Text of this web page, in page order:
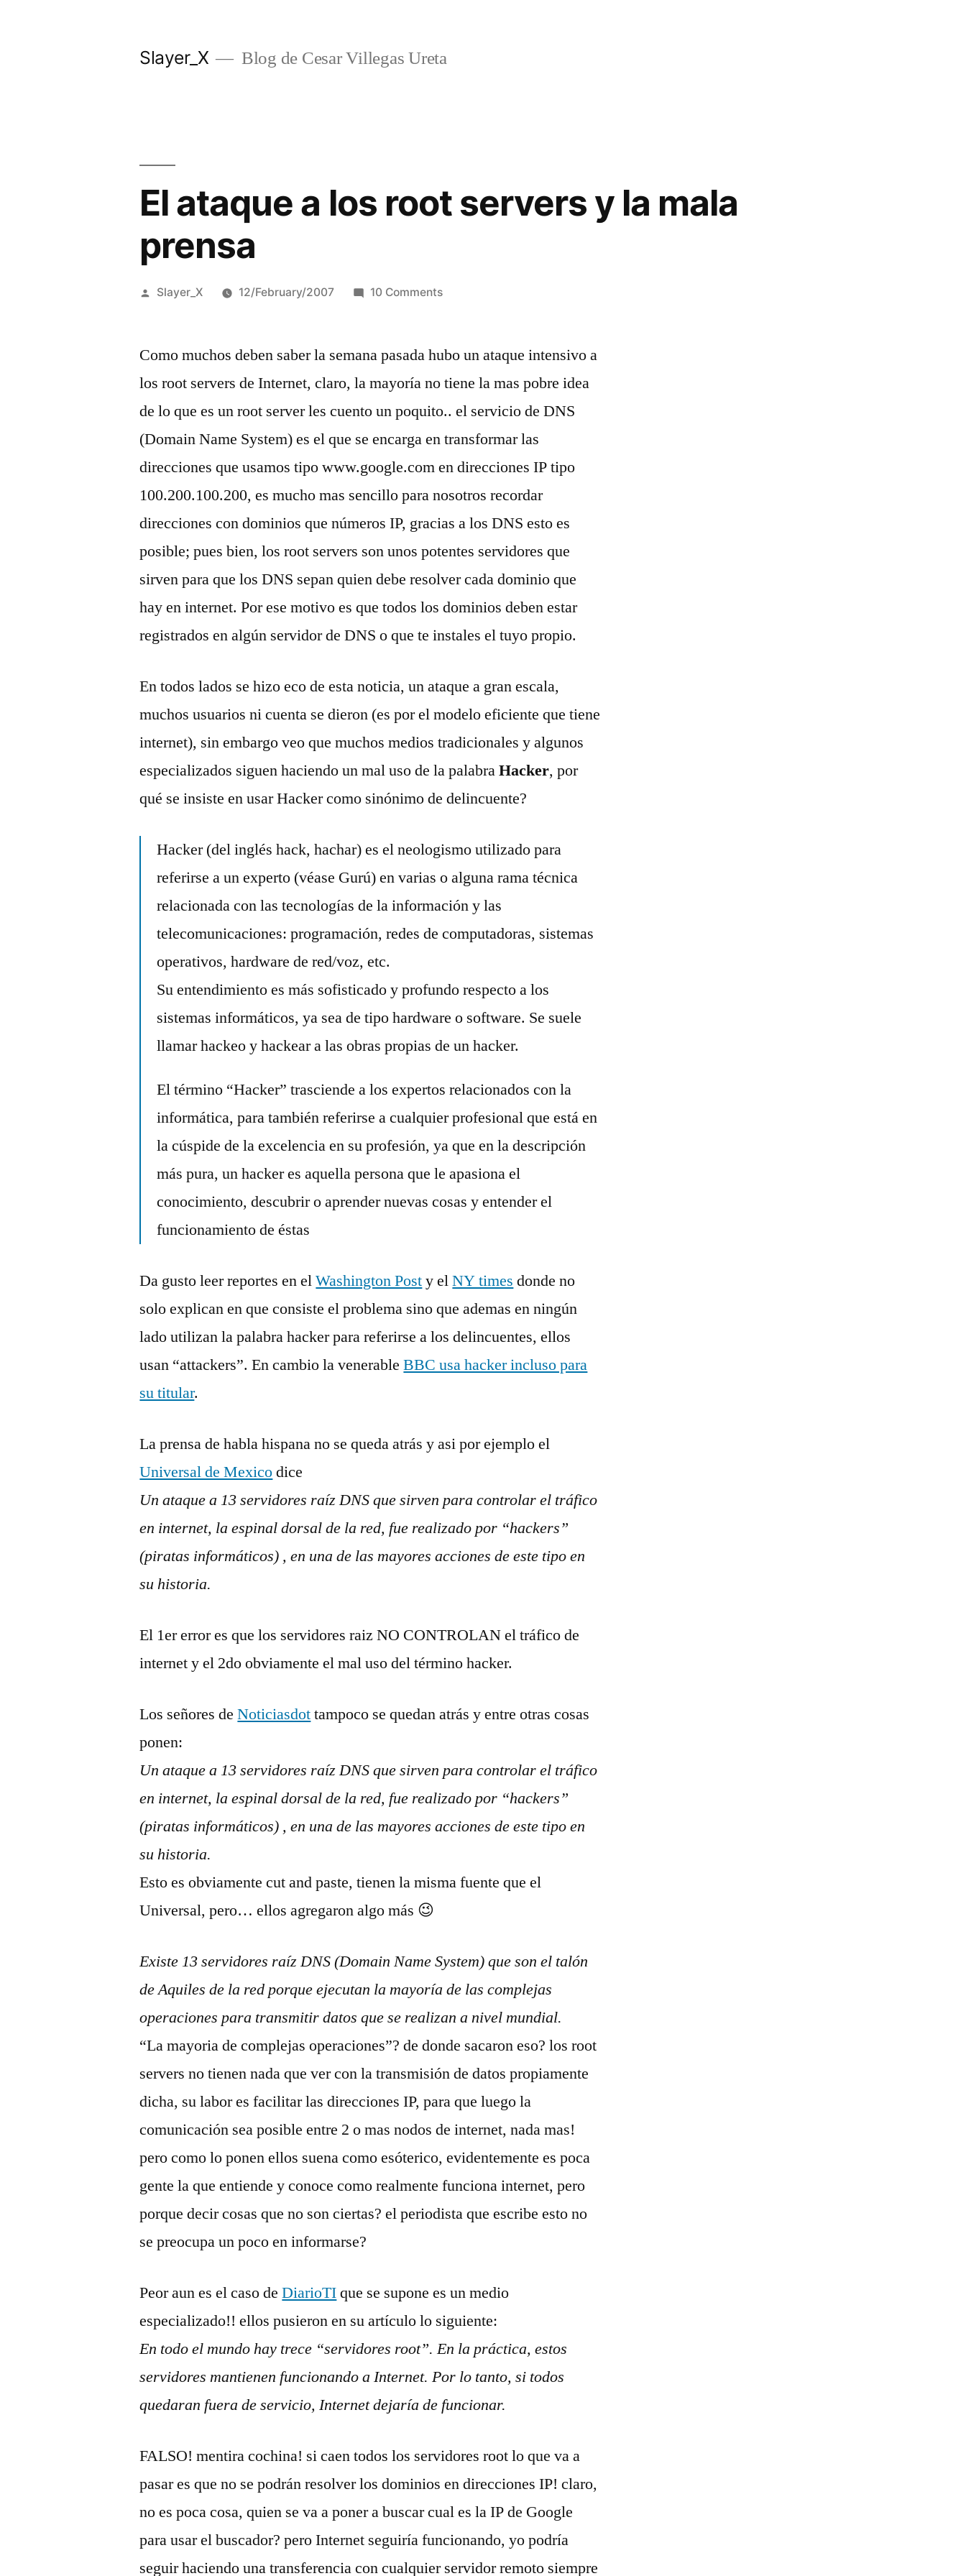
Slayer_X Blog de Cesar Villegas Ureta
El ataque a los root servers y la mala
prensa
Posted
Slayer_X 12/February/2007 10 Commentson
a
root
servers
y
mala
prensa
Como muchos deben saber la semana pasada hubo un ataque intensivo a
los root servers de Internet, claro, la mayoría no tiene la mas pobre idea
de lo que es un root server les cuento un poquito.. el servicio de DNS
(Domain Name System) es el que se encarga en transformar las
direcciones que usamos tipo www.google.com en direcciones IP tipo
100.200.100.200, es mucho mas sencillo para nosotros recordar
direcciones con dominios que números IP, gracias a los DNS esto es
posible; pues bien, los root servers son unos potentes servidores que
sirven para que los DNS sepan quien debe resolver cada dominio que
hay en internet. Por ese motivo es que todos los dominios deben estar
registrados en algún servidor de DNS o que te instales el tuyo propio.
En todos lados se hizo eco de esta noticia, un ataque a gran escala,
muchos usuarios ni cuenta se dieron (es por el modelo eficiente que tiene
internet), sin embargo veo que muchos medios tradicionales y algunos
especializados siguen haciendo un mal uso de la palabraHacker, por
qué se insiste en usar Hacker como sinónimo de delincuente?
Hacker (del inglés hack, hachar) es el neologismo utilizado para
referirse a un experto (véase Gurú) en varias o alguna rama técnica
relacionada con las tecnologí­as de la información y las
telecomunicaciones: programación, redes de computadoras, sistemas
operativos, hardware de red/voz, etc.
Su entendimiento es más sofisticado y profundo respecto a los
sistemas informáticos, ya sea de tipo hardware o software. Se suele
llamar hackeo y hackear a las obras propias de un hacker.
El término “Hacker” trasciende a los expertos relacionados con la
informática, para también referirse a cualquier profesional que está en
la cúspide de la excelencia en su profesión, ya que en la descripción
más pura, un hacker es aquella persona que le apasiona el
conocimiento, descubrir o aprender nuevas cosas y entender el
funcionamiento de éstas
Da gusto leer reportes en elWashington Posty elNY times donde no
solo explican en que consiste el problema sino que ademas en ningún
lado utilizan la palabra hacker para referirse a los delincuentes, ellos
usan “attackers”. En cambio la venerableBBC usa hacker incluso para
su titular.
La prensa de habla hispana no se queda atrás y asi por ejemplo el
Universal de Mexicodice
Un ataque a 13 servidores raí­z DNS que sirven para controlar el tráfico
en internet, la espinal dorsal de la red, fue realizado por “hackers”
(piratas informáticos) , en una de las mayores acciones de este tipo en
su historia.
El 1er error es que los servidores raiz NO CONTROLAN el tráfico de
internet y el 2do obviamente el mal uso del término hacker.
Los señores deNoticiasdottampoco se quedan atrás y entre otras cosas
ponen:
Un ataque a 13 servidores raí­z DNS que sirven para controlar el tráfico
en internet, la espinal dorsal de la red, fue realizado por “hackers”
(piratas informáticos) , en una de las mayores acciones de este tipo en
su historia.
Esto es obviamente cut and paste, tienen la misma fuente que el
Universal, pero… ellos agregaron algo más 😉
Existe 13 servidores raí­z DNS (Domain Name System) que son el talón
de Aquiles de la red porque ejecutan la mayorí­a de las complejas
operaciones para transmitir datos que se realizan a nivel mundial.
“La mayoria de complejas operaciones”? de donde sacaron eso? los root
servers no tienen nada que ver con la transmisión de datos propiamente
dicha, su labor es facilitar las direcciones IP, para que luego la
comunicación sea posible entre 2 o mas nodos de internet, nada mas!
pero como lo ponen ellos suena como esóterico, evidentemente es poca
gente la que entiende y conoce como realmente funciona internet, pero
porque decir cosas que no son ciertas? el periodista que escribe esto no
se preocupa un poco en informarse?
Peor aun es el caso deDiarioTIque se supone es un medio
especializado!! ellos pusieron en su artículo lo siguiente:
En todo el mundo hay trece “servidores root”. En la práctica, estos
servidores mantienen funcionando a Internet. Por lo tanto, si todos
quedaran fuera de servicio, Internet dejarí­a de funcionar.
FALSO! mentira cochina! si caen todos los servidores root lo que va a
pasar es que no se podrán resolver los dominios en direcciones IP! claro,
no es poca cosa, quien se va a poner a buscar cual es la IP de Google
para usar el buscador? pero Internet seguiría funcionando, yo podría
seguir haciendo una transferencia con cualquier servidor remoto siempre